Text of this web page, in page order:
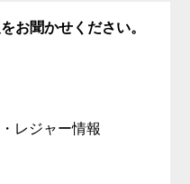
お聞かせください。
レジャー情報